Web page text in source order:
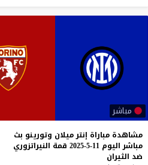
مباشر
مشاهدة مباراة إنترميلان وتورينو بث
مباشر اليوم 11-5-2025 قمة النيراتزوري
ضد الثيران